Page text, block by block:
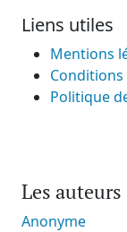
Liens utiles
Mentions
Politique
Les auteurs
Anonyme